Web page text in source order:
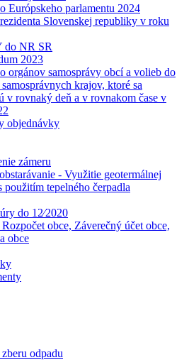
Európskeho parlamentu 2024
Slovenskej republiky v roku
NR SR
2023
orgánov samosprávy obcí a volieb do
krajov, ktoré sa
v rovnaký deň a v rovnakom čase v
objednávky
zámeru
- Využitie geotermálnej
použitím tepelného čerpadla
do 12⁄2020
obce, Záverečný účet obce,
obce
odpadu